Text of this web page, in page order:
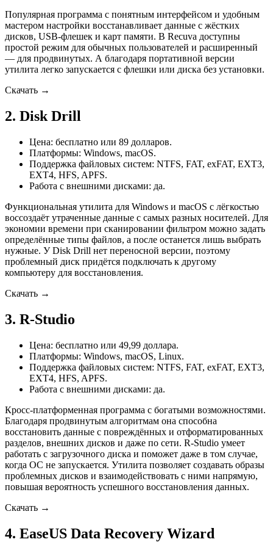
Популярная программа с понятным интерфейсом и удобным
мастером настройки восстанавливает данные с жёстких
дисков, USB-флешек и карт памяти. В Recuva доступны
простой режим для обычных пользователей и расширенный
— для продвинутых. А благодаря портативной версии
утилита легко запускается с флешки или диска без установки.
Скачать →
2. Disk Drill
Цена: бесплатно или 89 долларов.
Платформы: Windows, macOS.
Поддержка файловых систем: NTFS, FAT, exFAT, EXT3,
EXT4, HFS, APFS.
Работа с внешними дисками: да.
Функциональная утилита для Windows и macOS с лёгкостью
воссоздаёт утраченные данные с самых разных носителей. Для
экономии времени при сканировании фильтром можно задать
определённые типы файлов, а после останется лишь выбрать
нужные. У Disk Drill нет переносной версии, поэтому
проблемный диск придётся подключать к другому
компьютеру для восстановления.
Скачать →
3. R-Studio
Цена: бесплатно или 49,99 доллара.
Платформы: Windows, macOS, Linux.
Поддержка файловых систем: NTFS, FAT, exFAT, EXT3,
EXT4, HFS, APFS.
Работа с внешними дисками: да.
Кросс-платформенная программа с богатыми возможностями.
Благодаря продвинутым алгоритмам она способна
восстановить данные с повреждённых и отформатированных
разделов, внешних дисков и даже по сети. R-Studio умеет
работать с загрузочного диска и поможет даже в том случае,
когда ОС не запускается. Утилита позволяет создавать образы
проблемных дисков и взаимодействовать с ними напрямую,
повышая вероятность успешного восстановления данных.
Скачать →
4. EaseUS Data Recovery Wizard